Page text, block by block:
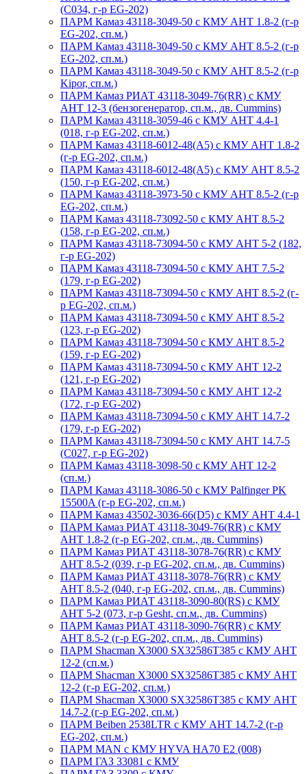
(С034, г-р EG-202)
ПАРМ Камаз 43118-3049-50 с КМУ АНТ 1.8-2 (г-р
EG-202, сп.м.)
ПАРМ Камаз 43118-3049-50 с КМУ АНТ 8.5-2 (г-р
EG-202, сп.м.)
ПАРМ Камаз 43118-3049-50 с КМУ АНТ 8.5-2 (г-р
Kipor, сп.м.)
ПАРМ Камаз РИАТ 43118-3049-76(RR) с КМУ
АНТ 12-3 (бензогенератор, сп.м., дв. Cummins)
ПАРМ Камаз 43118-3059-46 с КМУ АНТ 4.4-1
(018, г-р EG-202, сп.м.)
ПАРМ Камаз 43118-6012-48(А5) с КМУ АНТ 1.8-2
(г-р EG-202, сп.м.)
ПАРМ Камаз 43118-6012-48(А5) с КМУ АНТ 8.5-2
(150, г-р EG-202, сп.м.)
ПАРМ Камаз 43118-3973-50 с КМУ АНТ 8.5-2 (г-р
EG-202, сп.м.)
ПАРМ Камаз 43118-73092-50 с КМУ АНТ 8.5-2
(158, г-р EG-202, сп.м.)
ПАРМ Камаз 43118-73094-50 с КМУ АНТ 5-2 (182,
г-р EG-202)
ПАРМ Камаз 43118-73094-50 с КМУ АНТ 7.5-2
(179, г-р EG-202)
ПАРМ Камаз 43118-73094-50 с КМУ АНТ 8.5-2 (г-
р EG-202, сп.м.)
ПАРМ Камаз 43118-73094-50 с КМУ АНТ 8.5-2
(123, г-р EG-202)
ПАРМ Камаз 43118-73094-50 с КМУ АНТ 8.5-2
(159, г-р EG-202)
ПАРМ Камаз 43118-73094-50 с КМУ АНТ 12-2
(121, г-р EG-202)
ПАРМ Камаз 43118-73094-50 с КМУ АНТ 12-2
(172, г-р EG-202)
ПАРМ Камаз 43118-73094-50 с КМУ АНТ 14.7-2
(179, г-р EG-202)
ПАРМ Камаз 43118-73094-50 с КМУ АНТ 14.7-5
(С027, г-р EG-202)
ПАРМ Камаз 43118-3098-50 с КМУ АНТ 12-2
(сп.м.)
ПАРМ Камаз 43118-3086-50 с КМУ Palfinger PK
15500A (г-р EG-202, сп.м.)
ПАРМ Камаз 43502-3036-66(D5) с КМУ АНТ 4.4-1
ПАРМ Камаз РИАТ 43118-3049-76(RR) с КМУ
АНТ 1.8-2 (г-р EG-202, сп.м., дв. Cummins)
ПАРМ Камаз РИАТ 43118-3078-76(RR) с КМУ
АНТ 8.5-2 (039, г-р EG-202, сп.м., дв. Cummins)
ПАРМ Камаз РИАТ 43118-3078-76(RR) с КМУ
АНТ 8.5-2 (040, г-р EG-202, сп.м., дв. Cummins)
ПАРМ Камаз РИАТ 43118-3090-80(RS) с КМУ
АНТ 5-2 (073, г-р Gesht, сп.м., дв. Cummins)
ПАРМ Камаз РИАТ 43118-3090-76(RR) с КМУ
АНТ 8.5-2 (г-р EG-202, сп.м., дв. Cummins)
ПАРМ Shacman X3000 SX32586T385 с КМУ АНТ
12-2 (сп.м.)
ПАРМ Shacman X3000 SX32586T385 с КМУ АНТ
12-2 (г-р EG-202, сп.м.)
ПАРМ Shacman X3000 SX32586T385 с КМУ АНТ
14.7-2 (г-р EG-202, сп.м.)
ПАРМ Beiben 2538LTR с КМУ АНТ 14.7-2 (г-р
EG-202, сп.м.)
ПАРМ MAN с КМУ HYVA HA70 E2 (008)
ПАРМ ГАЗ 33081 с КМУ